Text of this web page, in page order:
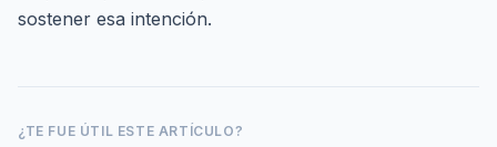
sostener esa intención.
¿TE FUE ÚTIL ESTE ARTÍCULO?